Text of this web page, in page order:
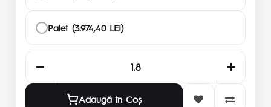
Palet (3.974,40 LEI)
Adaugă în Coş